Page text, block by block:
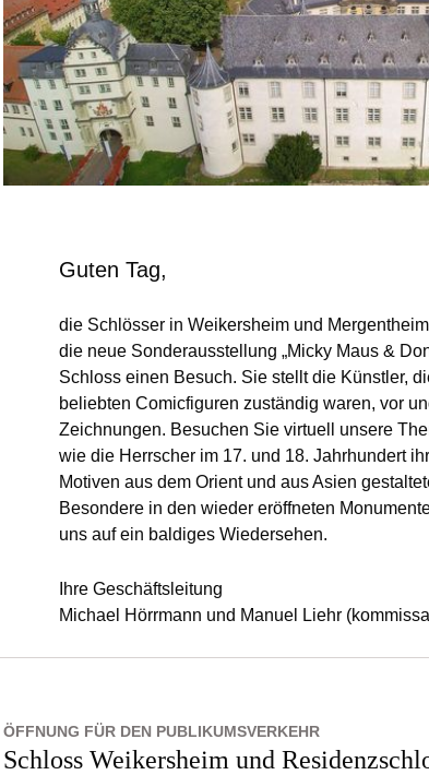
Guten Tag,
die Schlösser in Weikersheim und
die neue Sonderausstellung „Micky Maus &
Schloss einen Besuch. Sie stellt die Künstler,
beliebten Comicfiguren zuständig waren, vor
Zeichnungen. Besuchen Sie virtuell unsere
wie die Herrscher im 17. und 18. Jahrhundert
Motiven aus dem Orient und aus Asien
Besondere in den wieder eröffneten
uns auf ein baldiges Wiedersehen.
Ihre Geschäftsleitung
Michael Hörrmann und Manuel Liehr
ÖFFNUNG FÜR DEN PUBLIKUMSVERKEHR
Schloss Weikersheim und